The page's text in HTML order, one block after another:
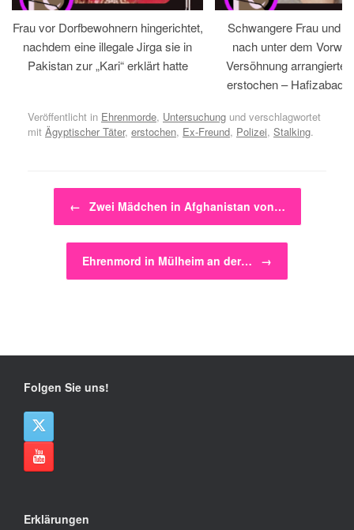
Frau vor Dorfbewohnern hingerichtet,
nachdem eine illegale Jirga sie in
Pakistan zur „Kari“ erklärt hatte
Schwangere Frau und
nach unter dem
Versöhnung
erstochen – Hafizabad,
Veröffentlicht in Ehrenmorde, Untersuchung und verschlagwortet
mit Ägyptischer Täter, erstochen, Ex-Freund, Polizei, Stalking.
Beitragsnavigation
← Zwei Mädchen in Afghanistan von…
Ehrenmord in Mülheim an der… →
Folgen Sie uns!
Erklärungen